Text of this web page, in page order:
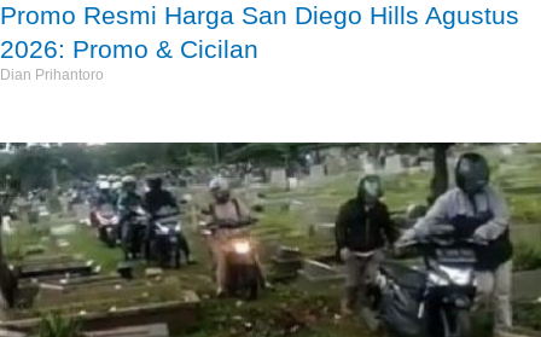
Promo Resmi Harga San Diego Hills Agustus
2026: Promo & Cicilan
Dian Prihantoro